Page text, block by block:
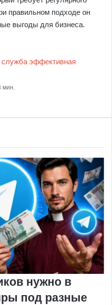
правильном подходе он
выгоды для бизнеса.
служба эффективная
мин.
нужно в
под разные